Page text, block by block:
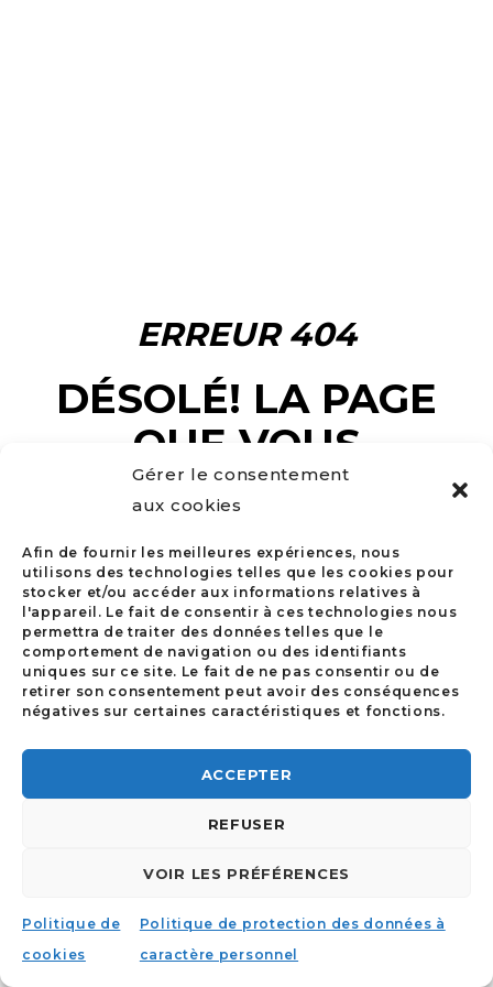
Gérer le consentement
aux cookies
Afin de fournir les meilleures expériences, nous
utilisons des technologies telles que les cookies pour
stocker et/ou accéder aux informations relatives à
l'appareil. Le fait de consentir à ces technologies nous
permettra de traiter des données telles que le
comportement de navigation ou des identifiants
uniques sur ce site. Le fait de ne pas consentir ou de
retirer son consentement peut avoir des conséquences
négatives sur certaines caractéristiques et fonctions.
ACCEPTER
REFUSER
VOIR LES PRÉFÉRENCES
Politique de
cookies
Politique de protection des données à
caractère personnel
ERREUR 404
DÉSOLÉ! LA PAGE
QUE VOUS
CHERCHEZ
N'EXISTE PAS!